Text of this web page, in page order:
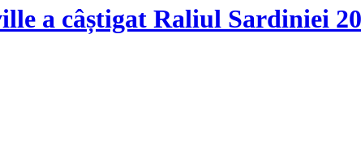
a câștigat Raliul Sardiniei